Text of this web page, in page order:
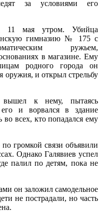
за условиями его
11 мая утром. Убийца
гимназию № 175 с
ружьем,
в магазине. Ему
родного города он
оружия, и открыл стрельбу
к нему, пытаясь
и ворвался в здание
во всех, кто попадался ему
громкой связи объявили
Однако Галявиев успел
палил по детям, пока не
он заложил самодельное
не пострадали, но часть